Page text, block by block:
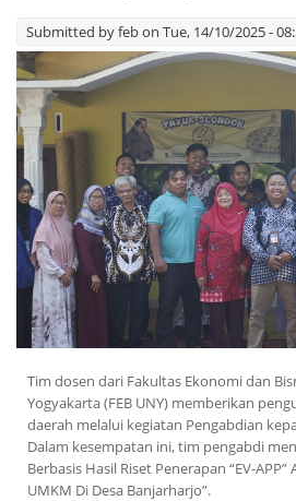
Submitted byfebon Tue, 14/10/2025 -
Tim dosen dari Fakultas Ekonomi dan
Yogyakarta (FEB UNY) memberikan
daerah melalui kegiatan Pengabdian
Dalam kesempatan ini, tim pengabdi
Berbasis Hasil Riset Penerapan “EV-
UMKM Di Desa Banjarharjo”.